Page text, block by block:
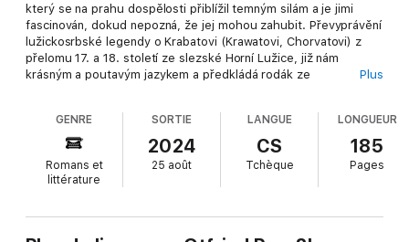
který se na prahu dospělosti přiblížil temným silám a je jimi
fascinován, dokud nepozná, že jej mohou zahubit. Převyprávění
lužickosrbské legendy o Krabatovi (Krawatovi, Chorvatovi) z
přelomu 17. a 18. století ze slezské Horní Lužice, již nám
krásným a poutavým jazykem a předkládá rodák ze
city a jednání a mohou být zdrojem nenávisti i lásky, zloby,
závisti či radosti. Je možné je využívat k dobrému či zlému
(neboli k bílé i černé magii, jak se kdysi říkávalo). V tomto
věčném souboji vede k osvobození z osidel zla jen cesta pevné
vůle a víry v lásku.
Plus
GENRE
Romans et
littérature
SORTIE
2024
25 août
LANGUE
CS
Tchèque
LONGUEUR
185
Pages